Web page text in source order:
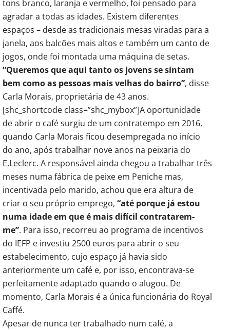
tons branco, laranja e vermelho, foi pensado para
agradar a todas as idades. Existem diferentes
espaços – desde as tradicionais mesas viradas para a
janela, aos balcões mais altos e também um canto de
jogos, onde foi montada uma máquina de setas.
“Queremos que aqui tanto os jovens se sintam
bem como as pessoas mais velhas do bairro”, disse
Carla Morais, proprietária de 43 anos.
[shc_shortcode class=”shc_mybox”]A oportunidade
de abrir o café surgiu de um contratempo em 2016,
quando Carla Morais ficou desempregada no início
do ano, após trabalhar nove anos na peixaria do
E.Leclerc. A responsável ainda chegou a trabalhar três
meses numa fábrica de peixe em Peniche mas,
incentivada pelo marido, achou que era altura de
criar o seu próprio emprego, “até porque já estou
numa idade em que é mais difícil contratarem-
me”. Para isso, recorreu ao programa de incentivos
do IEFP e investiu 2500 euros para abrir o seu
estabelecimento, cujo espaço já havia sido
anteriormente um café e, por isso, encontrava-se
perfeitamente adaptado quando o alugou. De
momento, Carla Morais é a única funcionária do Royal
Caffé.
Apesar de nunca ter trabalhado num café, a